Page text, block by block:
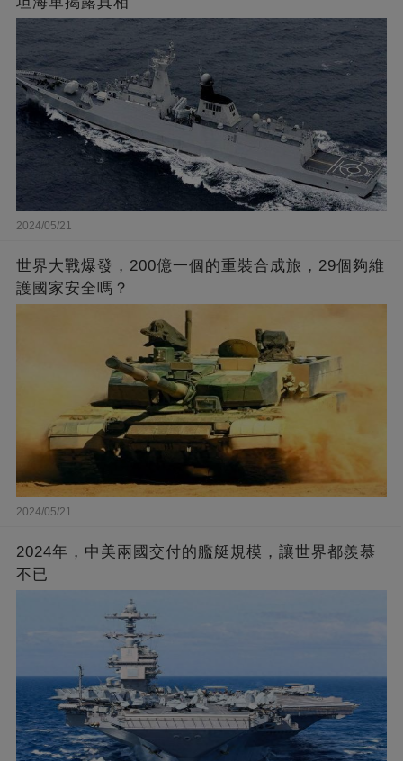
2024/05/21
世界大戰爆發，200億一個的重裝合成旅，29個夠維
護國家安全嗎？
2024/05/21
2024年，中美兩國交付的艦艇規模，讓世界都羨慕
不已